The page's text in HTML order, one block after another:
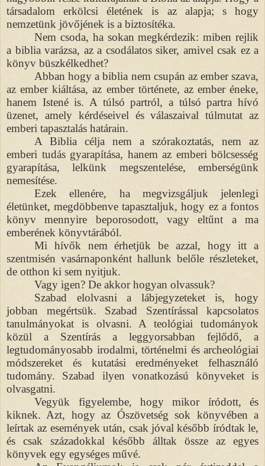
társadalom erkölcsi életének is az alapja; s hogy
nemzetünk jövőjének is a biztosítéka.
Nem csoda, ha sokan megkérdezik: miben rejlik
a biblia varázsa, az a csodálatos siker, amivel csak ez a
könyv büszkélkedhet?
Abban hogy a biblia nem csupán az ember szava,
az ember kiáltása, az ember története, az ember éneke,
hanem Istené is. A túlsó partról, a túlsó partra hívó
üzenet, amely kérdéseivel és válaszaival túlmutat az
emberi tapasztalás határain.
A Biblia célja nem a szórakoztatás, nem az
emberi tudás gyarapítása, hanem az emberi bölcsesség
gyarapítása, lelkünk megszentelése, emberségünk
nemesítése.
Ezek ellenére, ha megvizsgáljuk jelenlegi
életünket, megdöbbenve tapasztaljuk, hogy ez a fontos
könyv mennyire beporosodott, vagy eltűnt a ma
emberének könyvtárából.
Mi hívők nem érhetjük be azzal, hogy itt a
szentmisén vasárnaponként hallunk belőle részleteket,
de otthon ki sem nyitjuk.
Vagy igen? De akkor hogyan olvassuk?
Szabad elolvasni a lábjegyzeteket is, hogy
jobban megértsük. Szabad Szentírással kapcsolatos
tanulmányokat is olvasni. A teológiai tudományok
közül a Szentírás a leggyorsabban fejlődő, a
legtudományosabb irodalmi, történelmi és archeológiai
módszereket és kutatási eredményeket felhasználó
tudomány. Szabad ilyen vonatkozású könyveket is
olvasgatni.
Vegyük figyelembe, hogy mikor íródott, és
kiknek. Azt, hogy az Ószövetség sok könyvében a
leírtak az események után, csak jóval később íródtak le,
és csak századokkal később álltak össze az egyes
könyvek egy egységes művé.